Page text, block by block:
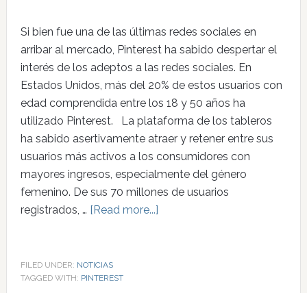
Si bien fue una de las últimas redes sociales en
arribar al mercado, Pinterest ha sabido despertar el
interés de los adeptos a las redes sociales. En
Estados Unidos, más del 20% de estos usuarios con
edad comprendida entre los 18 y 50 años ha
utilizado Pinterest. La plataforma de los tableros
ha sabido asertivamente atraer y retener entre sus
usuarios más activos a los consumidores con
mayores ingresos, especialmente del género
femenino. De sus 70 millones de usuarios
registrados, … [Read more...]
FILED UNDER: NOTICIAS
TAGGED WITH: PINTEREST